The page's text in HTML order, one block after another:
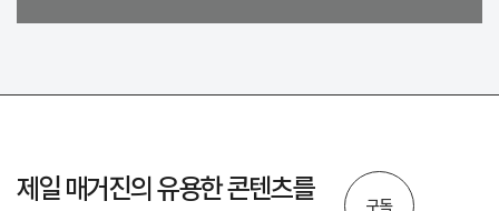
제일 매거진의 유용한 콘텐츠를
구독